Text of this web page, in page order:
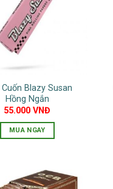
Cuốn Blazy Susan
Hồng Ngắn
55.000VNĐ
MUA NGAY